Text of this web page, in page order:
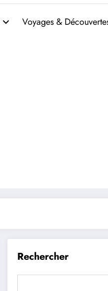
Voyages &
Rechercher